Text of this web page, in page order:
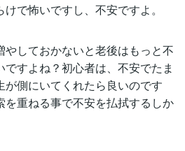
で怖いですし、不安ですよ。
やしておかないと老後はもっと不
すよね？初心者は、不安でたま
が側にいてくれたら良いのです
を重ねる事で不安を払拭するしか